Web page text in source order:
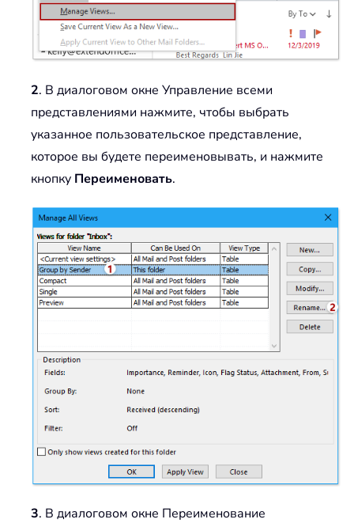
2. В диалоговом окне Управление всеми
представлениями нажмите, чтобы выбрать
указанное пользовательское представление,
которое вы будете переименовывать, и нажмите
кнопку Переименовать.
3. В диалоговом окне Переименование